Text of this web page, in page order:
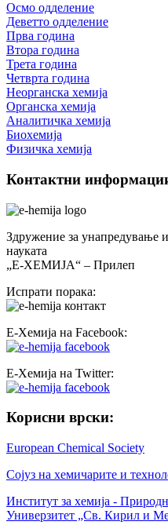
Осмо одделение
Деветто одделение
Прва година
Втора година
Трета година
Четврта година
Неорганска хемија
Органска хемија
Аналитичка хемија
Биохемија
Физичка хемија
Контактни
Здружение за унапредување
науката
„Е-ХЕМИЈА“ – Прилеп
Испрати порака:
Е-Хемија на Facebook:
Е-Хемија на Twitter:
Корисни врски:
European Chemical Society
Сојуз на хемичарите и
Институт за хемија -
Универзитет „Св. Кирил и